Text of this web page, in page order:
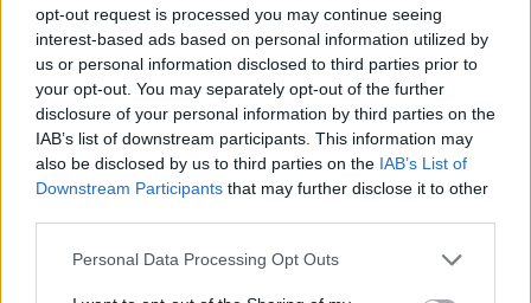
opt-out request is processed you may continue seeing
interest-based ads based on personal information utilized by
us or personal information disclosed to third parties prior to
your opt-out. You may separately opt-out of the further
disclosure of your personal information by third parties on the
IAB’s list of downstream participants. This information may
also be disclosed by us to third parties on the IAB’s List of
Downstream Participants that may further disclose it to other
Personal Data Processing Opt Outs
pabėgėliams.
Tiesa, pastaruoju metu A.Merkel sulaukė vis
daugiau kritikos, kad tolsta nuo žmonių ir
realybės – visai kaip buvo kalbėta apie jos
politinį mokytoją buvusį kanclerį Helmutą